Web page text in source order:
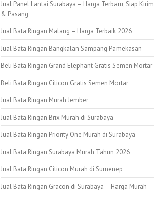
Jual Panel Lantai Surabaya – Harga Terbaru, Siap Kirim
& Pasang
Jual Bata Ringan Malang – Harga Terbaik 2026
Jual Bata Ringan Bangkalan Sampang Pamekasan
Beli Bata Ringan Grand Elephant Gratis Semen Mortar
Beli Bata Ringan Citicon Gratis Semen Mortar
Jual Bata Ringan Murah Jember
Jual Bata Ringan Brix Murah di Surabaya
Jual Bata Ringan Priority One Murah di Surabaya
Jual Bata Ringan Surabaya Murah Tahun 2026
Jual Bata Ringan Citicon Murah di Sumenep
Jual Bata Ringan Gracon di Surabaya – Harga Murah